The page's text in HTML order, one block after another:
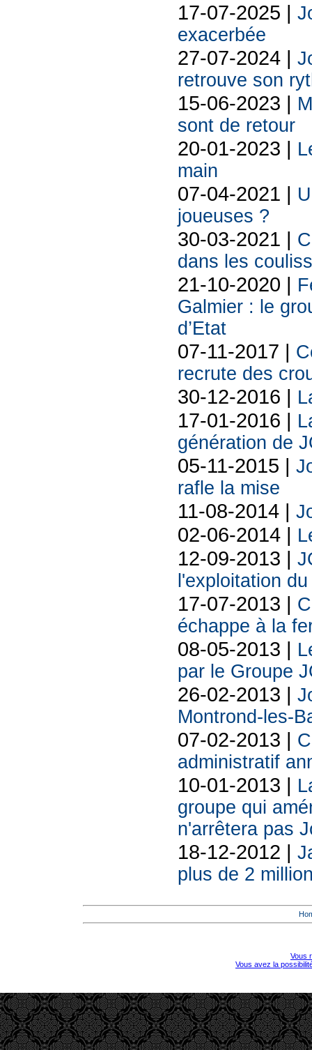
17-07-2025 |
exacerbée
27-07-2024 |
retrouve son
15-06-2023 |
sont de retour
20-01-2023 |
main
07-04-2021 |
joueuses ?
30-03-2021 |
dans les
21-10-2020 |
Galmier : le
d’Etat
07-11-2017 |
recrute des
30-12-2016 |
17-01-2016 |
génération de
05-11-2015 |
rafle la mise
11-08-2014 |
02-06-2014 |
12-09-2013 |
l'exploitation
17-07-2013 |
échappe à la
08-05-2013 |
par le Groupe
26-02-2013 |
Montrond-les-
07-02-2013 |
administratif
10-01-2013 |
groupe qui
n'arrêtera pas
18-12-2012 |
plus de 2
Vous
Vous avez la